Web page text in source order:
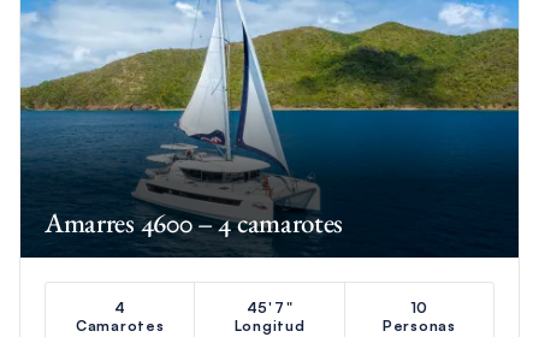
Amarres 4600 – 4 camarotes
4
Camarotes
45'7"
Longitud
10
Personas